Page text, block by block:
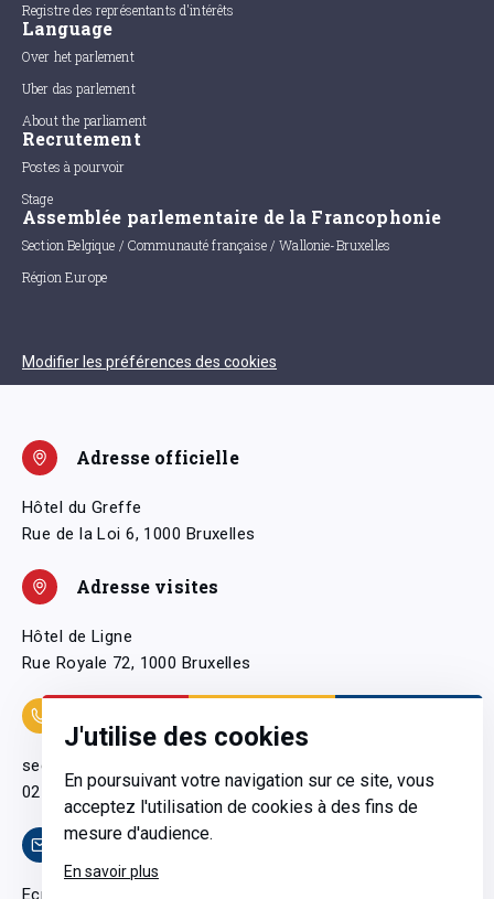
J'utilise des cookies
En poursuivant votre navigation sur ce site, vous
acceptez l'utilisation de cookies à des fins de
mesure d'audience.
En savoir plus
Registre des représentants d'intérêts
Language
Over het parlement
Uber das parlement
About the parliament
Recrutement
Postes à pourvoir
Stage
Assemblée parlementaire de la Francophonie
Section Belgique / Communauté française / Wallonie-Bruxelles
Région Europe
Modifier les préférences des cookies
Adresse officielle
Hôtel du Greffe
Rue de la Loi 6, 1000 Bruxelles
Adresse visites
Hôtel de Ligne
Rue Royale 72, 1000 Bruxelles
secretariatgeneral@pfwb.be
02 506 38 11
Contact
Ecrivez-nous